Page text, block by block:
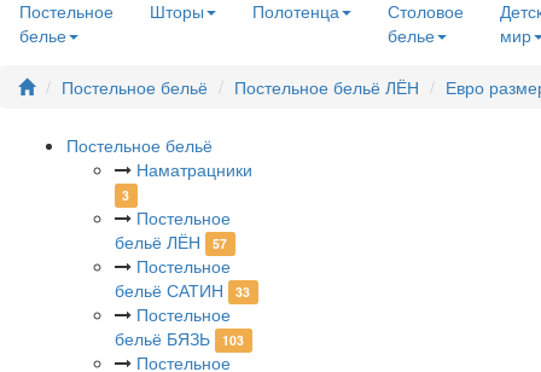
Постельное
белье
Шторы Полотенца
Столовое
белье
мир
Постельное бельё Постельное бельё ЛЁН Евро
Постельное бельё
Наматрацники
3
Постельное
бельё ЛЁН
57
Постельное
бельё САТИН
33
Постельное
бельё БЯЗЬ
103
Постельное